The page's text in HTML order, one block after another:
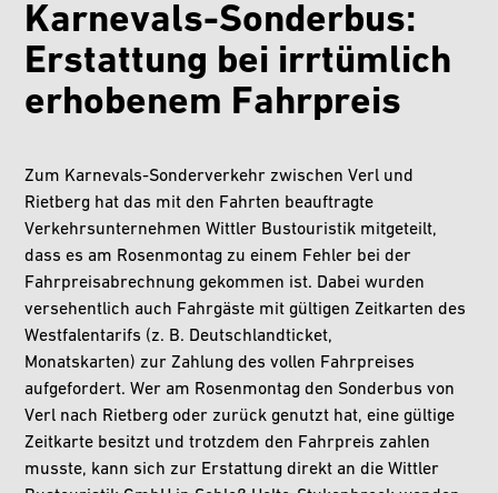
Karnevals-Sonderbus:
Erstattung bei irrtümlich
erhobenem Fahrpreis
Zum Karnevals-Sonderverkehr zwischen Verl und
Rietberg hat das mit den Fahrten beauftragte
Verkehrsunternehmen Wittler Bustouristik mitgeteilt,
dass es am Rosenmontag zu einem Fehler bei der
Fahrpreisabrechnung gekommen ist. Dabei wurden
versehentlich auch Fahrgäste mit gültigen Zeitkarten des
Westfalentarifs (z. B. Deutschlandticket,
Monatskarten) zur Zahlung des vollen Fahrpreises
aufgefordert. Wer am Rosenmontag den Sonderbus von
Verl nach Rietberg oder zurück genutzt hat, eine gültige
Zeitkarte besitzt und trotzdem den Fahrpreis zahlen
musste, kann sich zur Erstattung direkt an die Wittler